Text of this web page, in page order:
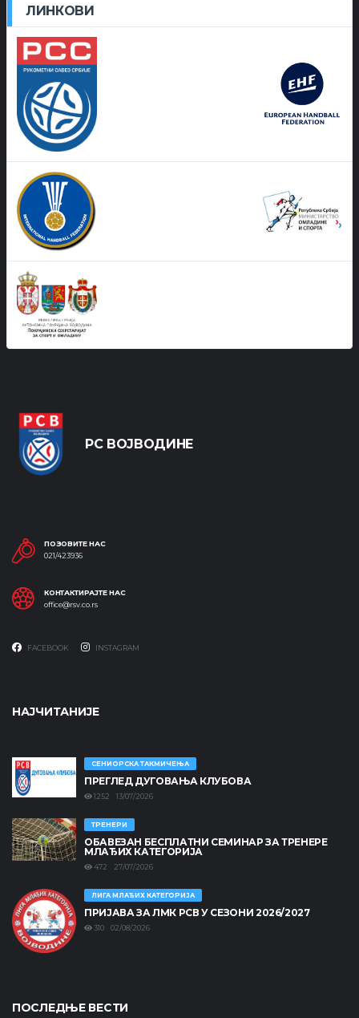
ЛИНКОВИ
РС ВОЈВОДИНЕ
ПОЗОВИТЕ НАС
021/423936
КОНТАКТИРАЈТЕ НАС
office@rsv.co.rs
FACEBOOK INSTAGRAM
НАЈЧИТАНИЈЕ
СЕНИОРСКА ТАКМИЧЕЊА
ПРЕГЛЕД ДУГОВАЊА КЛУБОВА
1252 13/07/2026
ТРЕНЕРИ
ОБАВЕЗАН БЕСПЛАТНИ СЕМИНАР ЗА ТРЕНЕРЕ
МЛАЂИХ КАТЕГОРИЈА
472 27/07/2026
ЛИГА МЛАЂИХ КАТЕГОРИЈА
ПРИЈАВА ЗА ЛМК РСВ У СЕЗОНИ 2026/2027
310 02/08/2026
ПОСЛЕДЊЕ ВЕСТИ